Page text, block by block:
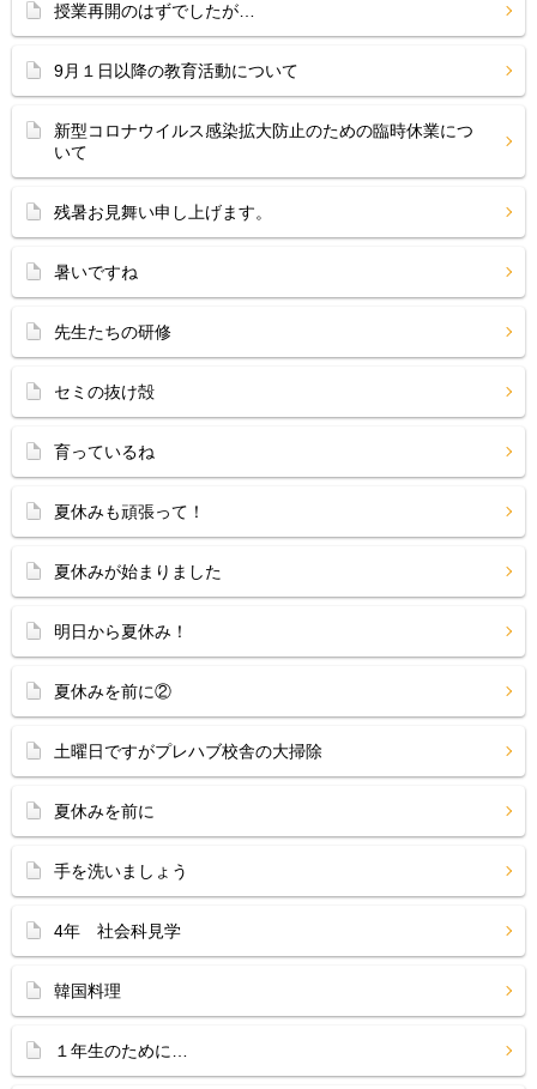
授業再開のはずでしたが…
9月１日以降の教育活動について
新型コロナウイルス感染拡大防止のための臨時休業につ
いて
残暑お見舞い申し上げます。
暑いですね
先生たちの研修
セミの抜け殻
育っているね
夏休みも頑張って！
夏休みが始まりました
明日から夏休み！
夏休みを前に②
土曜日ですがプレハブ校舎の大掃除
夏休みを前に
手を洗いましょう
4年 社会科見学
韓国料理
１年生のために…